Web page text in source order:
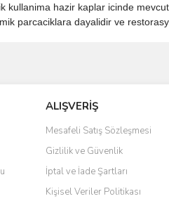
kullanima hazir kaplar icinde
parcaciklara dayalidir ve
bozuk veya görüntülenemiyor.
eksik bilgiler bulunuyor.
hatalar bulunuyor.
sitelerden daha pahalı.
farklı alternatifler olmalı.
ALIŞVERİŞ
Mesafeli Satış Sözleşmesi
Gizlilik ve Güvenlik
İptal ve İade Şartları
Kişisel Veriler Politikası